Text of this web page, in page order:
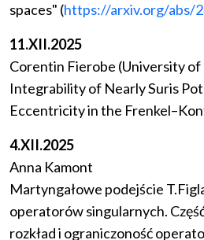
spaces" (https://arxiv.org/abs/
11.XII.2025
Corentin Fierobe (University of
Integrability of Nearly Suris
Eccentricity in the
4.XII.2025
Anna Kamont
Martyngałowe podejście
operatorów singularnych.
rozkład i ograniczoność